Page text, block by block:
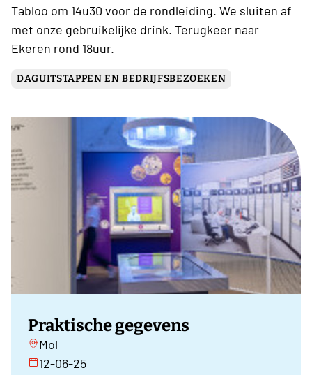
Tabloo om 14u30 voor de rondleiding. We sluiten af
met onze gebruikelijke drink. Terugkeer naar
Ekeren rond 18uur.
DAGUITSTAPPEN EN BEDRIJFSBEZOEKEN
Praktische gegevens
Mol
12-06-25